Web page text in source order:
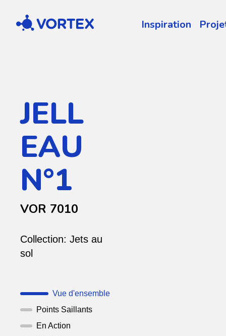
Vortex Inspiration
JELL
EAU
N°1
VOR 7010
Collection: Jets au
sol
Vue d'ensemble
Points Saillants
En Action